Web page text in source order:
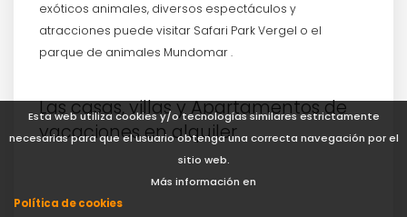
Esta web utiliza cookies y/o tecnologías similares estrictamente
necesarias para que el usuario obtenga una correcta navegación por el
sitio web.
Más información en
Política de cookies
exóticos animales, diversos espectáculos y
atracciones puede visitar Safari Park Vergel o el
parque de animales Mundomar .
Las casas, villas y Apartamentos de
vacaciones en alquiler